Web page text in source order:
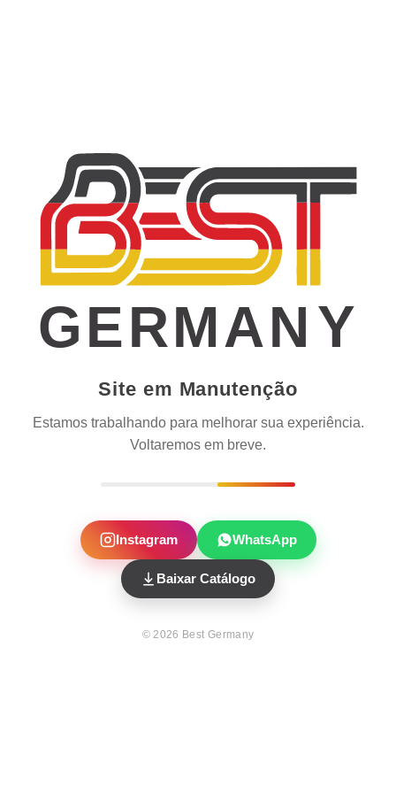
GERMANY
Site em Manutenção
Estamos trabalhando para melhorar sua experiência.
Voltaremos em breve.
Instagram WhatsApp
Baixar Catálogo
© 2026 Best Germany